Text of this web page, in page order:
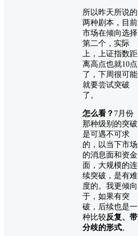
所以昨天所说的
两种剧本，目前
市场在倾向选择
第二个，实际
上，上证指数距
离高点也就10点
了，下周很可能
就要尝试突破
了。
怎么看？ 7月份
那种级别的突破
是可遇不可求
的，以当下市场
的消息面和资金
面，大规模的连
续突破，是有难
度的。我更倾向
于，如果有突
破，后续也是一
种比较反复、带
分歧的形式。